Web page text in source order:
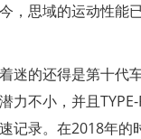
，思域的运动性能
迷的还得是第十代
力不小，并且
记录。在2018年的